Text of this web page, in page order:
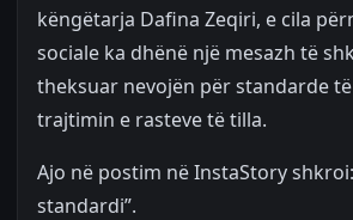
këngëtarja Dafina Zeqiri, e cila
sociale ka dhënë një mesazh të
theksuar nevojën për standarde
trajtimin e rasteve të tilla.
Ajo në postim në InstaStory
standardi”.